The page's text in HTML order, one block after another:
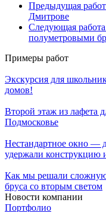
Предыдущая
Дмитрове
Следующая
полуметровыми
Примеры работ
Экскурсия для
домов!
Второй этаж из лафета
Подмосковье
Нестандартное окно —
удержали конструкцию
Как мы решали сложную
бруса со вторым светом
Новости компании
Портфолио